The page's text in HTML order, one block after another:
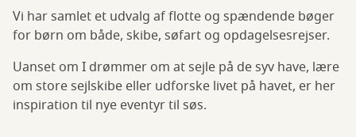
Vi har samlet et udvalg af flotte og spændende bøger
for børn om både, skibe, søfart og opdagelsesrejser.
Uanset om I drømmer om at sejle på de syv have, lære
om store sejlskibe eller udforske livet på havet, er her
inspiration til nye eventyr til søs.